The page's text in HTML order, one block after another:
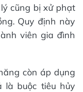
cũng bị xử phạt
Quy định này
viên gia đình
còn áp dụng
là buộc tiêu hủy